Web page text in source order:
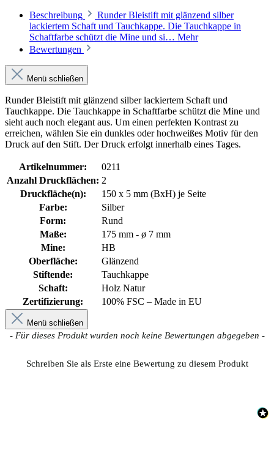
Beschreibung
Runder Bleistift mit glänzend silber
lackiertem Schaft und Tauchkappe. Die Tauchkappe in
Schaftfarbe schützt die Mine und si… Mehr
Bewertungen
Menü schließen
Runder Bleistift mit glänzend silber lackiertem Schaft und
Tauchkappe. Die Tauchkappe in Schaftfarbe schützt die Mine und
sieht auch noch elegant aus. Um einen perfekten Kontrast zu
erreichen, wählen Sie ein dunkles oder hochweißes Motiv für den
Druck auf den Stift. Der Druck erfolgt innerhalb eines Tages.
Artikelnummer:
0211
Anzahl Druckflächen: 2
Druckfläche(n):
150 x 5 mm (BxH) je Seite
Farbe:
Silber
Form:
Rund
Maße:
175 mm - ø 7 mm
Mine:
HB
Oberfläche:
Glänzend
Stiftende:
Tauchkappe
Schaft:
Holz Natur
Zertifizierung:
100% FSC – Made in EU
Menü schließen
- Für dieses Produkt wurden noch keine Bewertungen abgegeben -
Schreiben Sie als Erste eine Bewertung zu diesem Produkt
New content loaded